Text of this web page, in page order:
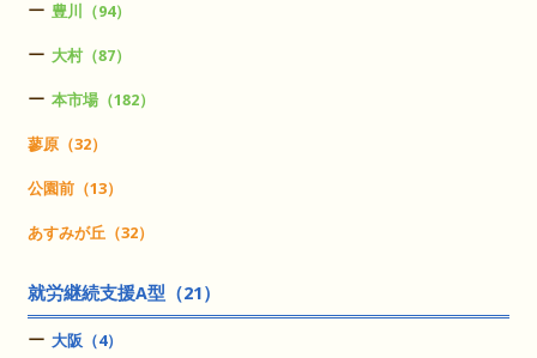
豊川（94）
大村（87）
本市場（182）
蓼原（32）
公園前（13）
あすみが丘（32）
就労継続支援A型（21）
大阪（4）